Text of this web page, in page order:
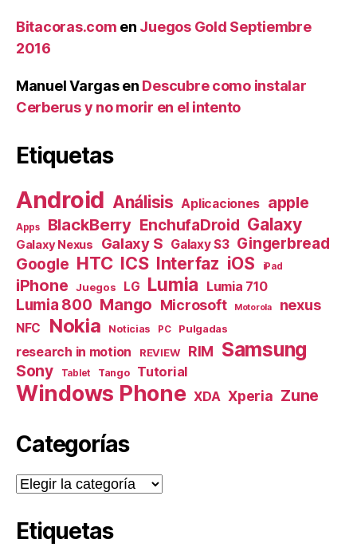
Bitacoras.com en Juegos Gold Septiembre
2016
Manuel Vargasen Descubre como instalar
Cerberus y no morir en el intento
Etiquetas
Android Análisis Aplicaciones apple
Apps BlackBerry EnchufaDroid Galaxy
Galaxy Nexus Galaxy S Galaxy S3 Gingerbread
Google HTC ICS Interfaz iOS iPad
iPhone Juegos LG Lumia Lumia 710
Lumia 800 Mango Microsoft Motorola nexus
NFC Nokia Noticias PC Pulgadas
research in motion REVIEW RIM Samsung
Sony Tablet Tango Tutorial
Windows Phone XDA Xperia Zune
Categorías
Categorías
Etiquetas